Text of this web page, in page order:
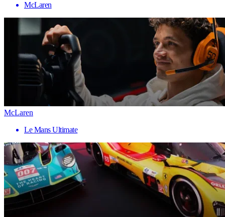
McLaren
McLaren
Le Mans Ultimate